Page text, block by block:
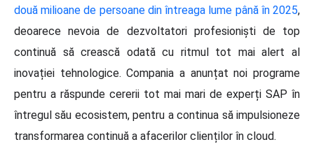
două milioane de persoane din întreaga lume până în 2025,
deoarece nevoia de dezvoltatori profesioniști de top
continuă să crească odată cu ritmul tot mai alert al
inovației tehnologice. Compania a anunțat noi programe
pentru a răspunde cererii tot mai mari de experți SAP în
întregul său ecosistem, pentru a continua să impulsioneze
transformarea continuă a afacerilor clienților în cloud.